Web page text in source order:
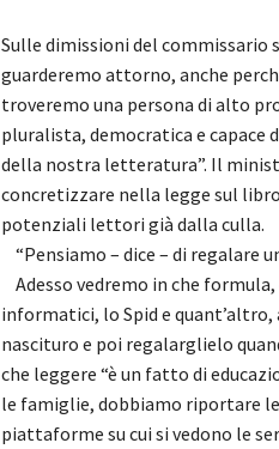
Sulle dimissioni del commissario
guarderemo attorno, anche
troveremo una persona di alto
pluralista, democratica e
della nostra letteratura”. Il
concretizzare nella legge sul
potenziali lettori già dalla culla.
“Pensiamo – dice – di regalare
Adesso vedremo in che
informatici, lo Spid e
nascituro e poi regalarglielo
che leggere “è un fatto di
le famiglie, dobbiamo riportare
piattaforme su cui si vedono le